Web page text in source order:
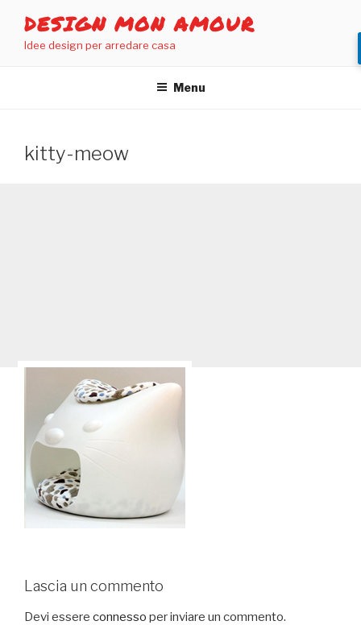
contenuto
DESIGN MON AMOUR
Idee design per arredare casa
Menu
kitty-meow
Lascia un commento
Devi essere connesso per inviare un commento.